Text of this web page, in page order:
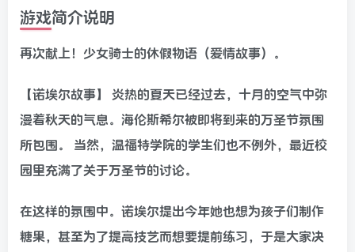
游戏简介说明
再次献上！少女骑士的休假物语（爱情故事）。
【诺埃尔故事】 炎热的夏天已经过去，十月的空气中弥
漫着秋天的气息。海伦斯希尔被即将到来的万圣节氛围
所包围。 当然，温福特学院的学生们也不例外，最近校
园里充满了关于万圣节的讨论。
在这样的氛围中。诺埃尔提出今年她也想为孩子们制作
糖果，甚至为了提高技艺而想要提前练习，于是大家决